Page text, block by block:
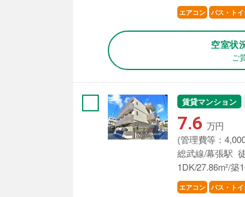
エアコン バス・ト
空室状
ご
賃貸マンション
7.6 万円
(管理費等：
総武線/幕張駅
1DK/27.86m²/築
エアコン バス・ト